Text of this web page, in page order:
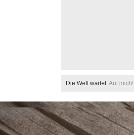
Die Welt wartet.Auf mich!